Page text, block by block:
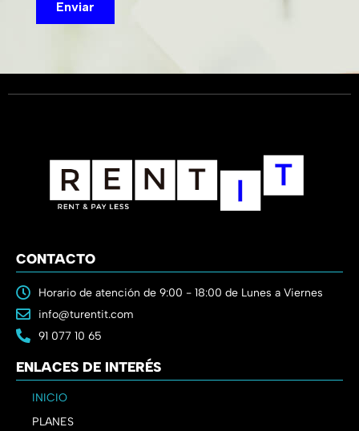
CONTACTO
Horario de atención de 9:00 - 18:00 de Lunes a Viernes
info@turentit.com
91 077 10 65
ENLACES DE INTERÉS
INICIO
PLANES